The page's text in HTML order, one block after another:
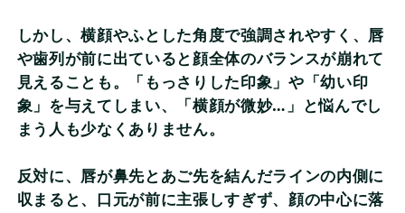
しかし、横顔やふとした角度で強調されやすく、唇
や歯列が前に出ていると顔全体のバランスが崩れて
見えることも。「もっさりした印象」や「幼い印
象」を与えてしまい、「横顔が微妙…」と悩んでし
まう人も少なくありません。
反対に、唇が鼻先とあご先を結んだラインの内側に
収まると、口元が前に主張しすぎず、顔の中心に落